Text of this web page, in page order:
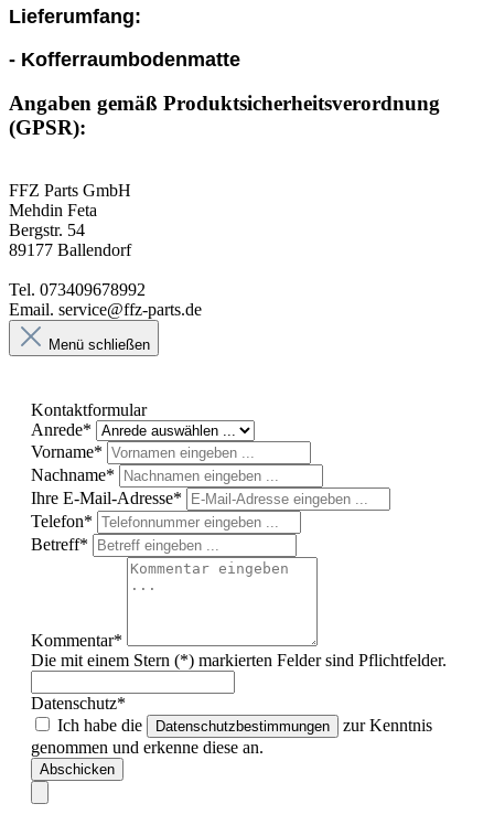
Lieferumfang:
- Kofferraumbodenmatte
Angaben gemäß Produktsicherheitsverordnung
(GPSR):
FFZ Parts GmbH
Mehdin Feta
Bergstr. 54
89177 Ballendorf
Tel. 073409678992
Email. service@ffz-parts.de
Menü schließen
Kontaktformular
Anrede*
Vorname*
Nachname*
Ihre E-Mail-Adresse*
Telefon*
Betreff*
Kommentar*
Die mit einem Stern (*) markierten Felder sind Pflichtfelder.
Datenschutz*
Ich habe die
Datenschutzbestimmungen
zur Kenntnis
genommen und erkenne diese an.
Abschicken